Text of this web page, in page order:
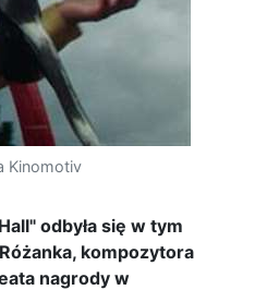
Kinomotiv
odbyła się w tym
kompozytora
nagrody w